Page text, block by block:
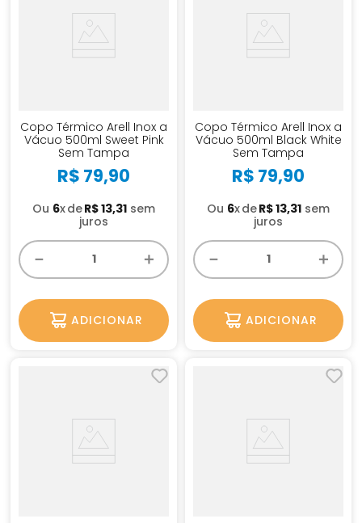
Copo Térmico Arell Inox a
Vácuo 500ml Sweet Pink
Sem Tampa
R$ 79,90
Ou 6x R$13,31 sem
juros
＋
－
ADICIONAR
Copo Térmico Arell Inox a
Vácuo 500ml Black White
Sem Tampa
R$ 79,90
Ou 6x R$13,31 sem
juros
＋
－
ADICIONAR